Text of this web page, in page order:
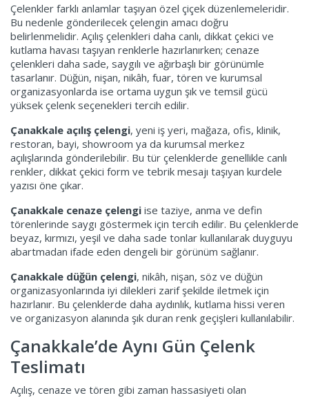
Çelenkler farklı anlamlar taşıyan özel çiçek düzenlemeleridir.
Bu nedenle gönderilecek çelengin amacı doğru
belirlenmelidir. Açılış çelenkleri daha canlı, dikkat çekici ve
kutlama havası taşıyan renklerle hazırlanırken; cenaze
çelenkleri daha sade, saygılı ve ağırbaşlı bir görünümle
tasarlanır. Düğün, nişan, nikâh, fuar, tören ve kurumsal
organizasyonlarda ise ortama uygun şık ve temsil gücü
yüksek çelenk seçenekleri tercih edilir.
Çanakkale açılış çelengi, yeni iş yeri, mağaza, ofis, klinik,
restoran, bayi, showroom ya da kurumsal merkez
açılışlarında gönderilebilir. Bu tür çelenklerde genellikle canlı
renkler, dikkat çekici form ve tebrik mesajı taşıyan kurdele
yazısı öne çıkar.
Çanakkale cenaze çelengi ise taziye, anma ve defin
törenlerinde saygı göstermek için tercih edilir. Bu çelenklerde
beyaz, kırmızı, yeşil ve daha sade tonlar kullanılarak duyguyu
abartmadan ifade eden dengeli bir görünüm sağlanır.
Çanakkale düğün çelengi, nikâh, nişan, söz ve düğün
organizasyonlarında iyi dilekleri zarif şekilde iletmek için
hazırlanır. Bu çelenklerde daha aydınlık, kutlama hissi veren
ve organizasyon alanında şık duran renk geçişleri kullanılabilir.
Çanakkale’de Aynı Gün Çelenk
Teslimatı
Açılış, cenaze ve tören gibi zaman hassasiyeti olan